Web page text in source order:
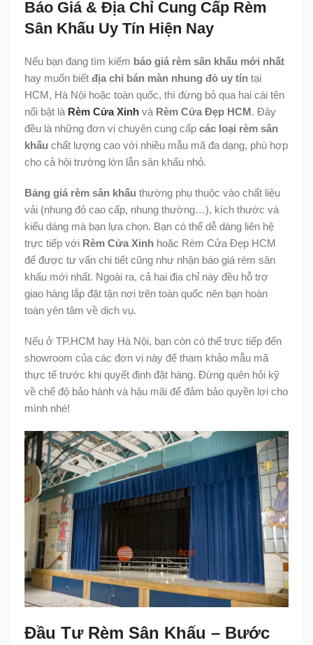
Báo Giá & Địa Chỉ Cung Cấp Rèm
Sân Khấu Uy Tín Hiện Nay
Nếu bạn đang tìm kiếm báo giá rèm sân khấu mới nhất
hay muốn biết địa chỉ bán màn nhung đỏ uy tín tại
HCM, Hà Nội hoặc toàn quốc, thì đừng bỏ qua hai cái tên
nổi bật là Rèm Cửa Xinh và Rèm Cửa Đẹp HCM. Đây
đều là những đơn vị chuyên cung cấp các loại rèm sân
khấu chất lượng cao với nhiều mẫu mã đa dạng, phù hợp
cho cả hội trường lớn lẫn sân khấu nhỏ.
Bảng giá rèm sân khấu thường phụ thuộc vào chất liệu
vải (nhung đỏ cao cấp, nhung thường…), kích thước và
kiểu dáng mà bạn lựa chọn. Bạn có thể dễ dàng liên hệ
trực tiếp với Rèm Cửa Xinh hoặc Rèm Cửa Đẹp HCM
để được tư vấn chi tiết cũng như nhận báo giá rèm sân
khấu mới nhất. Ngoài ra, cả hai địa chỉ này đều hỗ trợ
giao hàng lắp đặt tận nơi trên toàn quốc nên bạn hoàn
toàn yên tâm về dịch vụ.
Nếu ở TP.HCM hay Hà Nội, bạn còn có thể trực tiếp đến
showroom của các đơn vị này để tham khảo mẫu mã
thực tế trước khi quyết định đặt hàng. Đừng quên hỏi kỹ
về chế độ bảo hành và hậu mãi để đảm bảo quyền lợi cho
mình nhé!
Đầu Tư Rèm Sân Khấu – Bước